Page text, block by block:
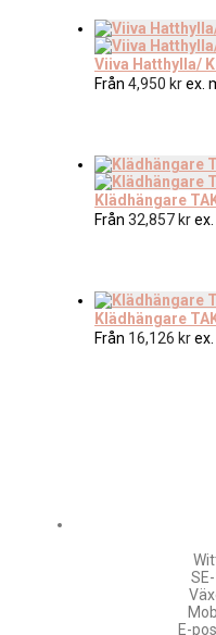
Viiva Hatthylla/
Från 4,950 krex.
Klädhängare
Från 32,857 kr
Klädhängare
Från 16,126 kr
E-